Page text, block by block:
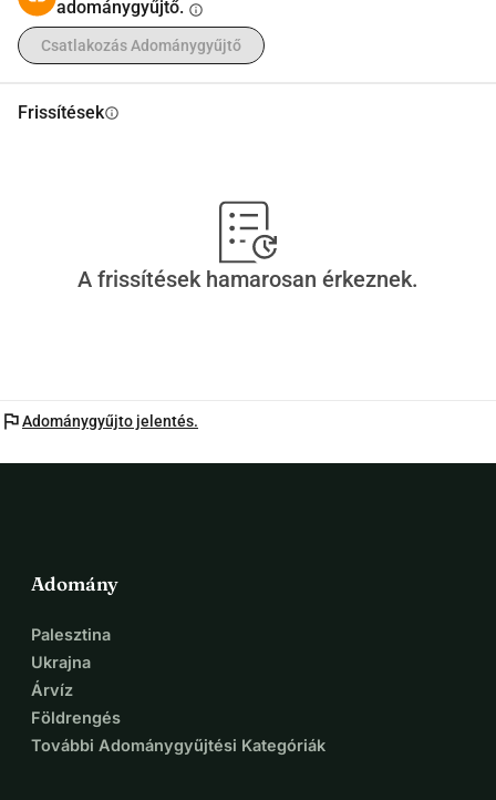
adománygyűjtő. info
Csatlakozás Adománygyűjtő
Frissítésekinfo
A frissítések hamarosan érkeznek.
flagAdománygyűjto jelentés.
Adomány
Palesztina
Ukrajna
Árvíz
Földrengés
További Adománygyűjtési Kategóriák